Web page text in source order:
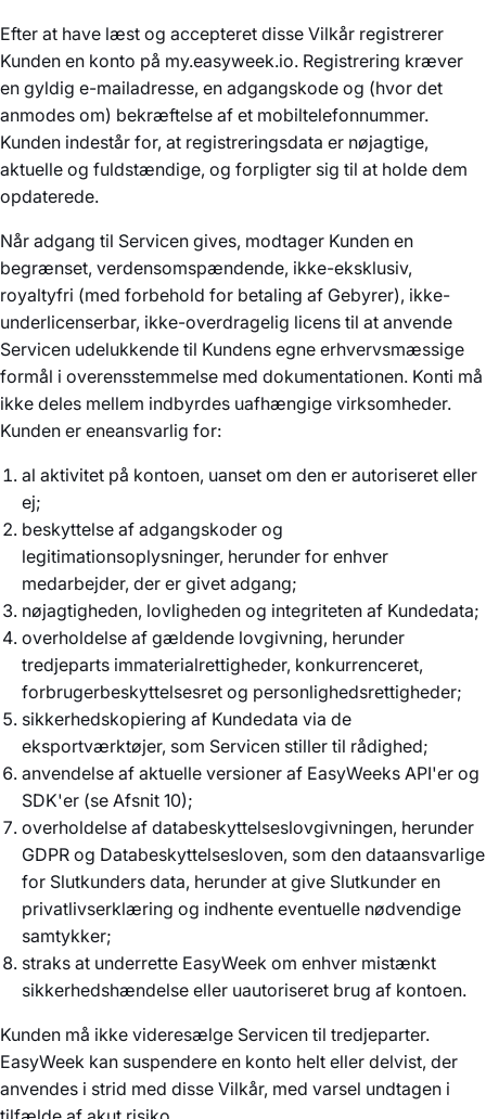
Efter at have læst og accepteret disse Vilkår registrerer
Kunden en konto på my.easyweek.io. Registrering kræver
en gyldig e-mailadresse, en adgangskode og (hvor det
anmodes om) bekræftelse af et mobiltelefonnummer.
Kunden indestår for, at registreringsdata er nøjagtige,
aktuelle og fuldstændige, og forpligter sig til at holde dem
opdaterede.
Når adgang til Servicen gives, modtager Kunden en
begrænset, verdensomspændende, ikke-eksklusiv,
royaltyfri (med forbehold for betaling af Gebyrer), ikke-
underlicenserbar, ikke-overdragelig licens til at anvende
Servicen udelukkende til Kundens egne erhvervsmæssige
formål i overensstemmelse med dokumentationen. Konti må
ikke deles mellem indbyrdes uafhængige virksomheder.
Kunden er eneansvarlig for:
al aktivitet på kontoen, uanset om den er autoriseret eller
ej;
beskyttelse af adgangskoder og
legitimationsoplysninger, herunder for enhver
medarbejder, der er givet adgang;
nøjagtigheden, lovligheden og integriteten af Kundedata;
overholdelse af gældende lovgivning, herunder
tredjeparts immaterialrettigheder, konkurrenceret,
forbrugerbeskyttelsesret og personlighedsrettigheder;
sikkerhedskopiering af Kundedata via de
eksportværktøjer, som Servicen stiller til rådighed;
anvendelse af aktuelle versioner af EasyWeeks API'er og
SDK'er (se Afsnit 10);
overholdelse af databeskyttelseslovgivningen, herunder
GDPR og Databeskyttelsesloven, som den dataansvarlige
for Slutkunders data, herunder at give Slutkunder en
privatlivserklæring og indhente eventuelle nødvendige
samtykker;
straks at underrette EasyWeek om enhver mistænkt
sikkerhedshændelse eller uautoriseret brug af kontoen.
Kunden må ikke videresælge Servicen til tredjeparter.
EasyWeek kan suspendere en konto helt eller delvist, der
anvendes i strid med disse Vilkår, med varsel undtagen i